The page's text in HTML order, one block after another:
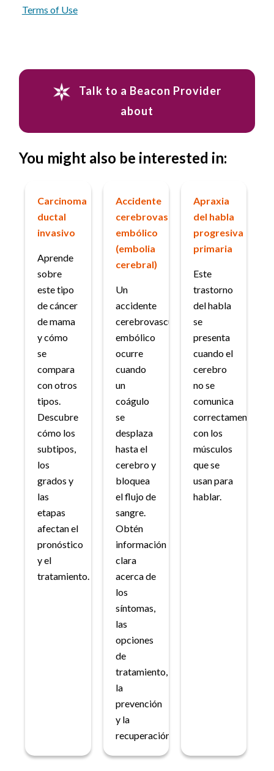
Terms of Use
Talk to a Beacon Provider
about
You might also be interested in:
Carcinoma
ductal
invasivo
Aprende
sobre
este tipo
de cáncer
de mama
y cómo
se
compara
con otros
tipos.
Descubre
cómo los
subtipos,
los
grados y
las
etapas
afectan el
pronóstico
y el
tratamiento.
Accidente
cerebrovascular
embólico
(embolia
cerebral)
Un
accidente
cerebrovascular
embólico
ocurre
cuando
un
coágulo
se
desplaza
hasta el
cerebro y
bloquea
el flujo de
sangre.
Obtén
información
clara
acerca de
los
síntomas,
las
opciones
de
tratamiento,
la
prevención
y la
recuperación.
Apraxia
del habla
progresiva
primaria
Este
trastorno
del habla
se
presenta
cuando el
cerebro
no se
comunica
correctamente
con los
músculos
que se
usan para
hablar.